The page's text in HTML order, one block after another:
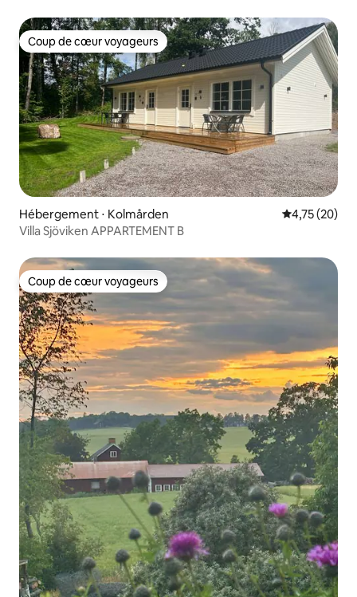
Coup de cœur voyageurs
Coup de cœur voyageurs
Hébergement ⋅ Kolmården Évaluation
4,75 (20)
Villa Sjöviken APPARTEMENT B
Coup de cœur voyageurs
Coup de cœur voyageurs